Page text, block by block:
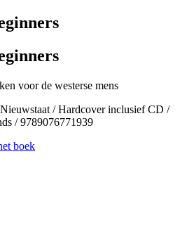
voor de westerse mens
/ Hardcover inclusief CD /
/ 9789076771939
boek